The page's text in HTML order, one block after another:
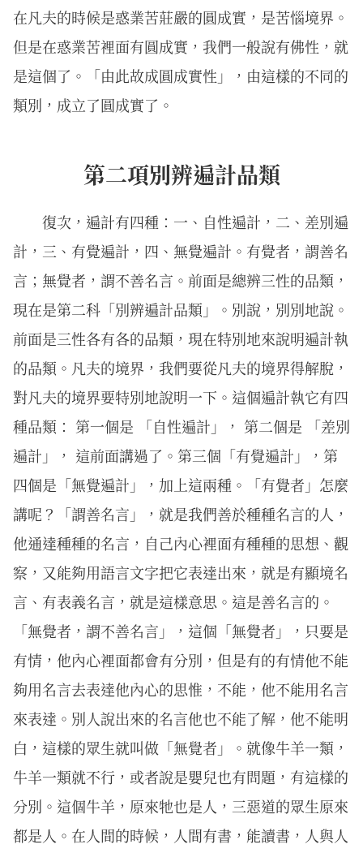
在凡夫的時候是惑業苦莊嚴的圓成實，是苦惱境界。
但是在惑業苦裡面有圓成實，我們一般說有佛性，就
是這個了。「由此故成圓成實性」，由這樣的不同的
類別，成立了圓成實了。
第二項別辨遍計品類
復次，遍計有四種：一、自性遍計，二、差別遍
計，三、有覺遍計，四、無覺遍計。有覺者，謂善名
言；無覺者，謂不善名言。前面是總辨三性的品類，
現在是第二科「別辨遍計品類」。別說，別別地說。
前面是三性各有各的品類，現在特別地來說明遍計執
的品類。凡夫的境界，我們要從凡夫的境界得解脫，
對凡夫的境界要特別地說明一下。這個遍計執它有四
種品類： 第一個是 「自性遍計」， 第二個是 「差別
遍計」， 這前面講過了。第三個「有覺遍計」，第
四個是「無覺遍計」，加上這兩種。「有覺者」怎麼
講呢？「謂善名言」，就是我們善於種種名言的人，
他通達種種的名言，自己內心裡面有種種的思想、觀
察，又能夠用語言文字把它表達出來，就是有顯境名
言、有表義名言，就是這樣意思。這是善名言的。
「無覺者，謂不善名言」，這個「無覺者」，只要是
有情，他內心裡面都會有分別，但是有的有情他不能
夠用名言去表達他內心的思惟，不能，他不能用名言
來表達。別人說出來的名言他也不能了解，他不能明
白，這樣的眾生就叫做「無覺者」。就像牛羊一類，
牛羊一類就不行，或者說是嬰兒也有問題，有這樣的
分別。這個牛羊，原來牠也是人，三惡道的眾生原來
都是人。在人間的時候，人間有書，能讀書，人與人